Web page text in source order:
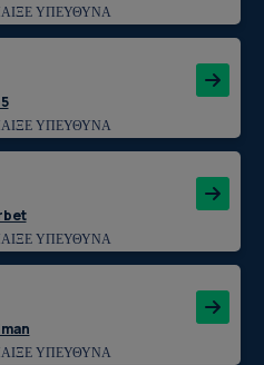
ΥΠΕΥΘΥΝΑ
ΥΠΕΥΘΥΝΑ
ΥΠΕΥΘΥΝΑ
ΥΠΕΥΘΥΝΑ